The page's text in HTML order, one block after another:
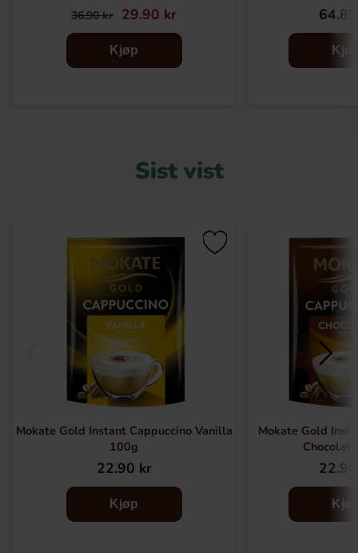
36.90 kr 29.90 kr
Kjøp
Sist vist
Mokate Gold Instant Cappuccino Vanilla
100g
22.90 kr
Kjøp
Mokate Gold